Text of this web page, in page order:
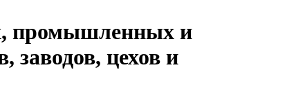
промышленных и
заводов, цехов и